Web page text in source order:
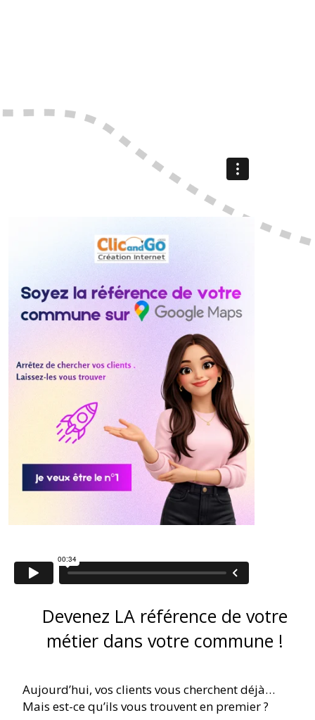
Devenez LA référence de votre
métier dans votre commune !
Aujourd’hui, vos clients vous cherchent déjà…
Mais est-ce qu’ils vous trouvent en premier ?